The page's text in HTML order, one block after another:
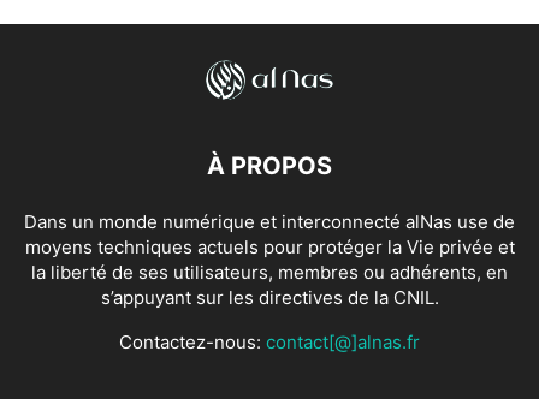
À PROPOS
Dans un monde numérique et interconnecté alNas use de
moyens techniques actuels pour protéger la Vie privée et
la liberté de ses utilisateurs, membres ou adhérents, en
s’appuyant sur les directives de la CNIL.
Contactez-nous: contact[@]alnas.fr